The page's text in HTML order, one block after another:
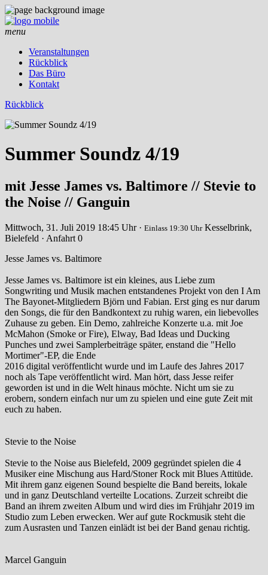
menu
Veranstaltungen
Rückblick
Das Büro
Kontakt
Rückblick
Summer Soundz 4/19
mit Jesse James vs. Baltimore // Stevie to
the Noise // Ganguin
Mittwoch, 31. Juli 2019 18:45 Uhr · Einlass 19:30 Uhr Kesselbrink,
Bielefeld · Anfahrt 0
Jesse James vs. Baltimore
Jesse James vs. Baltimore ist ein kleines, aus Liebe zum
Songwriting und Musik machen entstandenes Projekt von den I Am
The Bayonet-Mitgliedern Björn und Fabian. Erst ging es nur darum
den Songs, die für den Bandkontext zu ruhig waren, ein liebevolles
Zuhause zu geben. Ein Demo, zahlreiche Konzerte u.a. mit Joe
McMahon (Smoke or Fire), Elway, Bad Ideas und Ducking
Punches und zwei Samplerbeiträge später, enstand die "Hello
Mortimer"-EP, die Ende
2016 digital veröffentlicht wurde und im Laufe des Jahres 2017
noch als Tape veröffentlicht wird. Man hört, dass Jesse reifer
geworden ist und in die Welt hinaus möchte. Nicht um sie zu
erobern, sondern einfach nur um zu spielen und eine gute Zeit mit
euch zu haben.
Stevie to the Noise
Stevie to the Noise aus Bielefeld, 2009 gegründet spielen die 4
Musiker eine Mischung aus Hard/Stoner Rock mit Blues Attitüde.
Mit ihrem ganz eigenen Sound bespielte die Band bereits, lokale
und in ganz Deutschland verteilte Locations. Zurzeit schreibt die
Band an ihrem zweiten Album und wird dies im Frühjahr 2019 im
Studio zum Leben erwecken. Wer auf gute Rockmusik steht die
zum Ausrasten und Tanzen einlädt ist bei der Band genau richtig.
Marcel Ganguin